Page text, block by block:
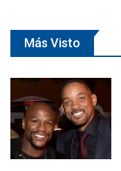
Más Visto